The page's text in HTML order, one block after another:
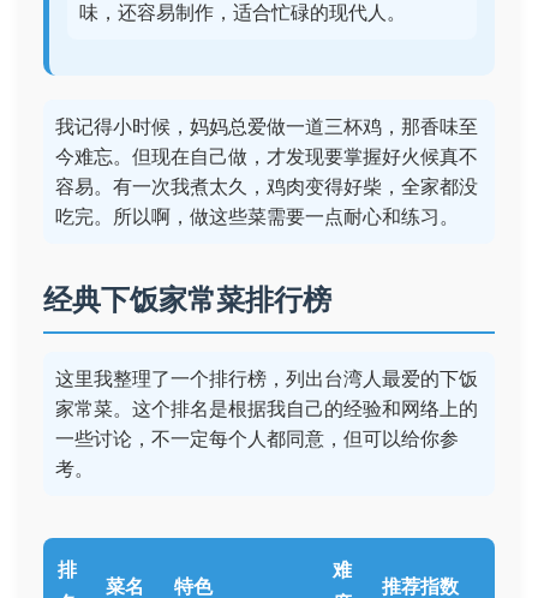
味，还容易制作，适合忙碌的现代人。
我记得小时候，妈妈总爱做一道三杯鸡，那香味至
今难忘。但现在自己做，才发现要掌握好火候真不
容易。有一次我煮太久，鸡肉变得好柴，全家都没
吃完。所以啊，做这些菜需要一点耐心和练习。
经典下饭家常菜排行榜
这里我整理了一个排行榜，列出台湾人最爱的下饭
家常菜。这个排名是根据我自己的经验和网络上的
一些讨论，不一定每个人都同意，但可以给你参
考。
排
菜名 特色
难
推荐指数